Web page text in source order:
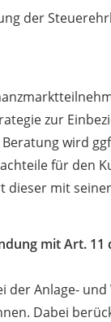
der
zur
wird
für den
dieser mit
mit Art. 11
der Anlage-
Dabei